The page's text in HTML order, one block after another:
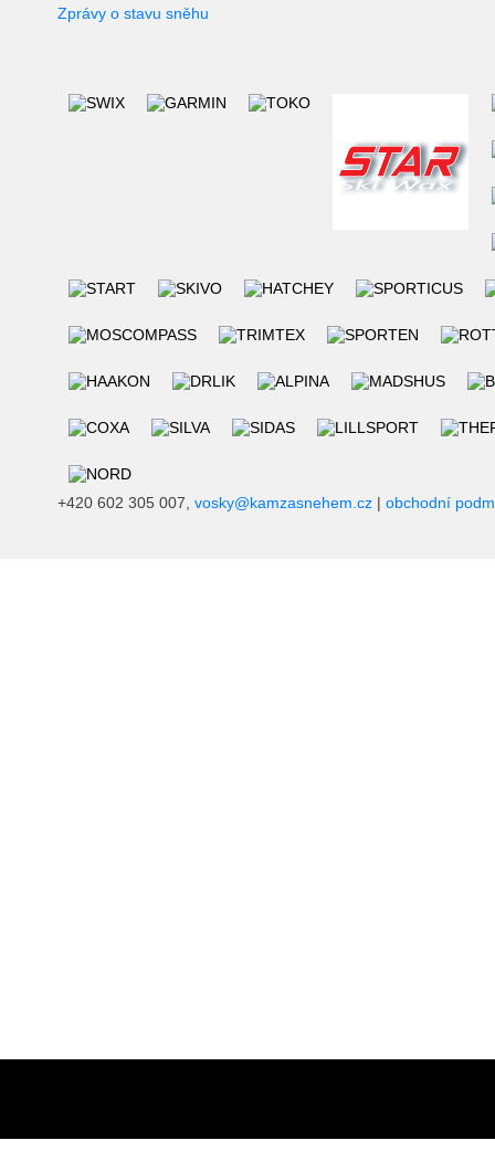
Zprávy o stavu sněhu
+420 602 305 007, vosky@kamzasnehem.cz | obchodní